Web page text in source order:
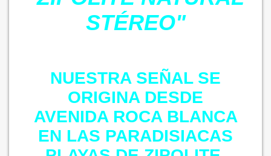
STÉREO"
NUESTRA SEÑAL SE
ORIGINA DESDE
AVENIDA ROCA BLANCA
EN LAS PARADISIACAS